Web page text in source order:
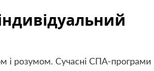
і розумом. Сучасні СПА-програми